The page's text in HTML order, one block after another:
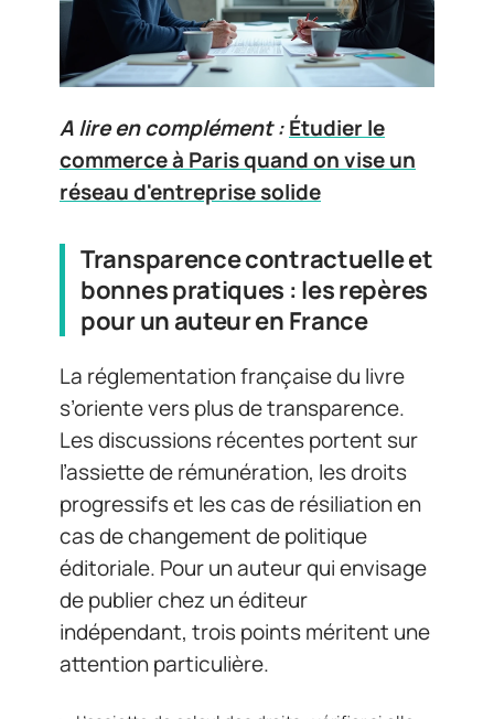
A lire en complément :Étudier le
commerce à Paris quand on vise un
réseau d'entreprise solide
Transparence contractuelle et
bonnes pratiques : les repères
pour un auteur en France
La réglementation française du livre
s’oriente vers plus de transparence.
Les discussions récentes portent sur
l’assiette de rémunération, les droits
progressifs et les cas de résiliation en
cas de changement de politique
éditoriale. Pour un auteur qui envisage
de publier chez un éditeur
indépendant, trois points méritent une
attention particulière.